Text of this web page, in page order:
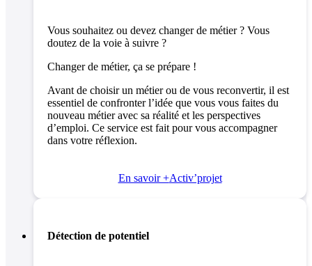
Vous souhaitez ou devez changer de métier ? Vous
doutez de la voie à suivre ?
Changer de métier, ça se prépare !
Avant de choisir un métier ou de vous reconvertir, il est
essentiel de confronter l’idée que vous vous faites du
nouveau métier avec sa réalité et les perspectives
d’emploi. Ce service est fait pour vous accompagner
dans votre réflexion.
En savoir +Activ’projet
Détection de potentiel